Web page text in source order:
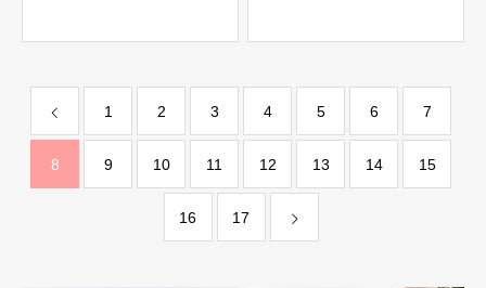
1 2 3 4 5 6 7
8 9 10 11 12 13 14 15
16 17